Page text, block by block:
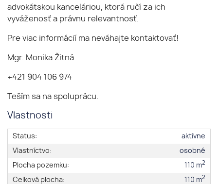
advokátskou kanceláriou, ktorá ručí za ich
vyváženosť a právnu relevantnosť.
Pre viac informácií ma neváhajte kontaktovať!
Mgr. Monika Žitná
+421 904 106 974
Teším sa na spoluprácu.
Vlastnosti
Status:
aktívne
Vlastníctvo:
osobné
Plocha pozemku:
110 m2
Celková plocha: 110 m2